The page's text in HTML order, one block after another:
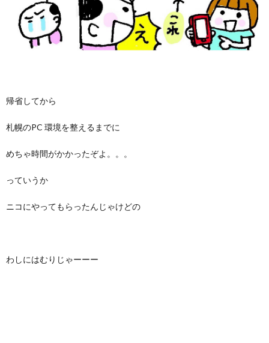
帰省してから
札幌のPC 環境を整えるまでに
めちゃ時間がかかったぞよ。。。
っていうか
ニコにやってもらったんじゃけどの
わしにはむりじゃーーー